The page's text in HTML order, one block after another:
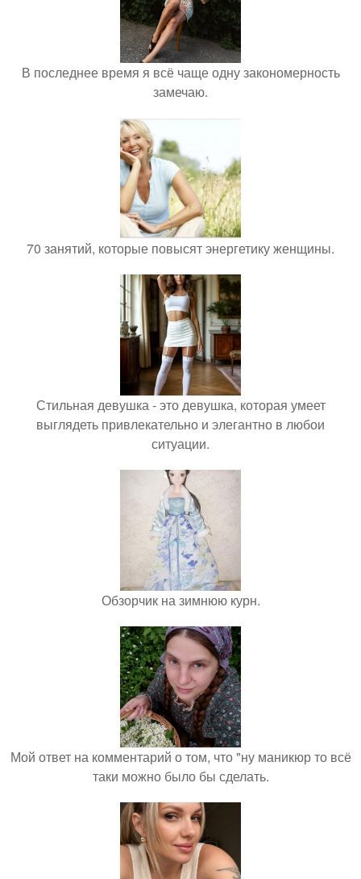
В последнее время я всё чаще одну закономерность
замечаю.
70 занятий, которые повысят энергетику женщины.
Стильная девушка - это девушка, которая умеет
выглядеть привлекательно и элегантно в любои
ситуации.
Обзорчик на зимнюю курн.
Мой ответ на комментарий о том, что "ну маникюр то всё
таки можно было бы сделать.